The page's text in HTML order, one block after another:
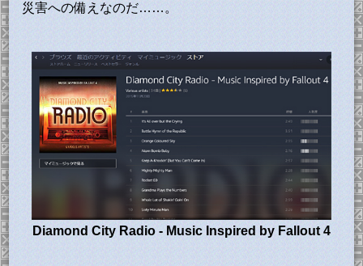
災害への備えなのだ……。
Diamond City Radio - Music Inspired by Fallout 4